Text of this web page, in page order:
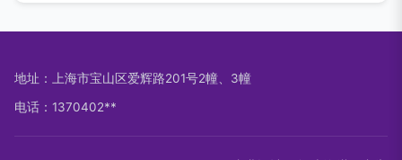
地址：上海市宝山区爱辉路201号2幢、3幢
电话：1370402**